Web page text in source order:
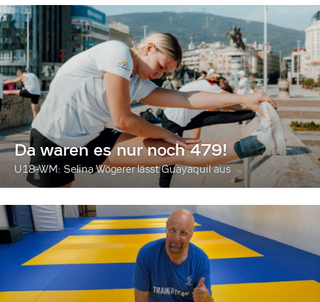
Da waren es nur noch 479!
U18-WM: Selina Wögerer lässt Guayaquil aus